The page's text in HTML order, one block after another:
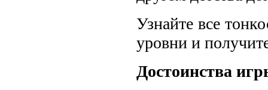
Узнайте все
уровни и
Достоинства